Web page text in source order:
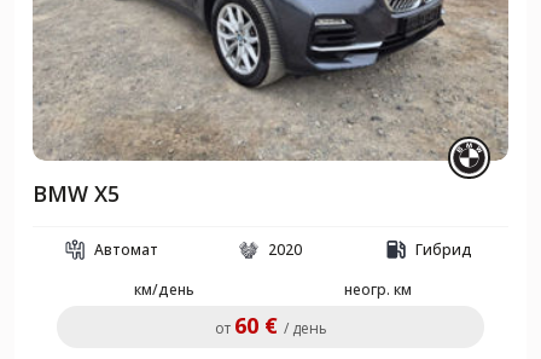
BMW X5
Автомат 2020
Гибрид
км/день
неогр. км
от 60 € / день